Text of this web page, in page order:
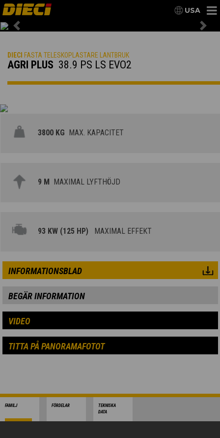
USA
Previous
DIECI FASTA TELESKOPLASTARE LANTBRUK
AGRI PLUS 38.9 PS LS EVO2
3800 KG MAX. KAPACITET
9 M MAXIMAL LYFTHÖJD
93 KW (125 HP) MAXIMAL EFFEKT
INFORMATIONSBLAD
BEGÄR INFORMATION
VIDEO
TITTA PÅ PANORAMAFOTOT
FAMILJ FÖRDELAR
TEKNISKA
DATA